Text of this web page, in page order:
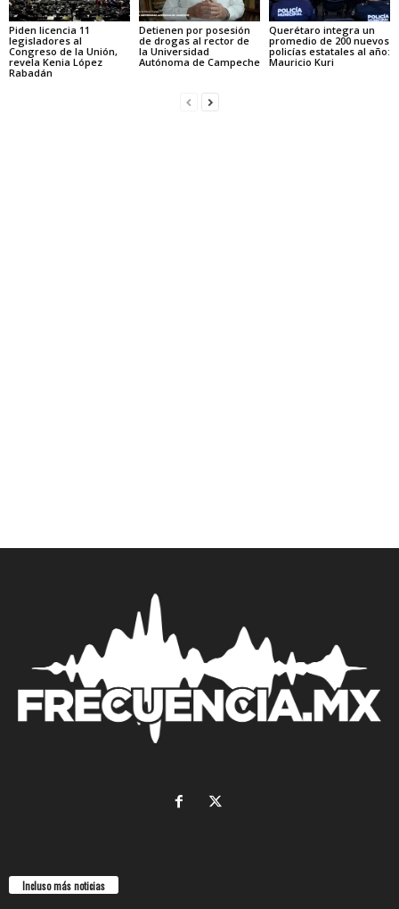
Piden licencia 11
legisladores al
Congreso de la Unión,
revela Kenia López
Rabadán
Detienen por posesión
de drogas al rector de
la Universidad
Autónoma de Campeche
Querétaro integra un
promedio de 200 nuevos
policías estatales al año:
Mauricio Kuri
Incluso más noticias